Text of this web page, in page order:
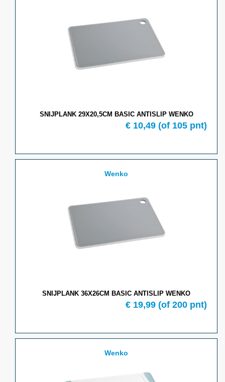
SNIJPLANK 29X20,5CM BASIC ANTISLIP WENKO
€ 10,49 (of 105 pnt)
Wenko
SNIJPLANK 36X26CM BASIC ANTISLIP WENKO
€ 19,99 (of 200 pnt)
Wenko